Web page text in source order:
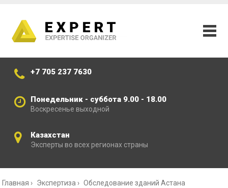
+7 705 237 7630
Понедельник - суббота 9.00 - 18.00
Воскресенье выходной
Казахстан
Эксперты во всех регионах страны
Главная › Экспертиза › Обследование зданий Астана